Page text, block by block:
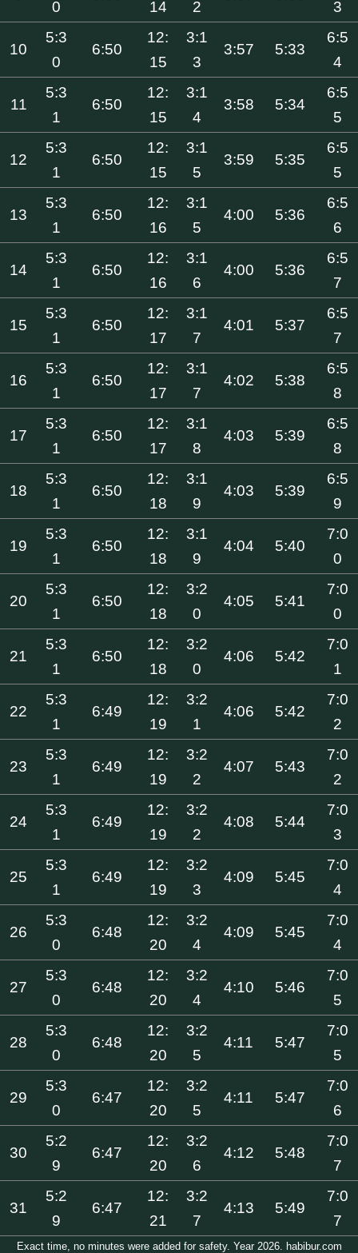
0
14
2
3
10
5:3
0
6:50
12:
15
3:1
3
3:57 5:33
6:5
4
11
5:3
1
6:50
12:
15
3:1
4
3:58 5:34
6:5
5
12
5:3
1
6:50
12:
15
3:1
5
3:59 5:35
6:5
5
13
5:3
1
6:50
12:
16
3:1
5
4:00 5:36
6:5
6
14
5:3
1
6:50
12:
16
3:1
6
4:00 5:36
6:5
7
15
5:3
1
6:50
12:
17
3:1
7
4:01 5:37
6:5
7
16
5:3
1
6:50
12:
17
3:1
7
4:02 5:38
6:5
8
17
5:3
1
6:50
12:
17
3:1
8
4:03 5:39
6:5
8
18
5:3
1
6:50
12:
18
3:1
9
4:03 5:39
6:5
9
19
5:3
1
6:50
12:
18
3:1
9
4:04 5:40
7:0
0
20
5:3
1
6:50
12:
18
3:2
0
4:05 5:41
7:0
0
21
5:3
1
6:50
12:
18
3:2
0
4:06 5:42
7:0
1
22
5:3
1
6:49
12:
19
3:2
1
4:06 5:42
7:0
2
23
5:3
1
6:49
12:
19
3:2
2
4:07 5:43
7:0
2
24
5:3
1
6:49
12:
19
3:2
2
4:08 5:44
7:0
3
25
5:3
1
6:49
12:
19
3:2
3
4:09 5:45
7:0
4
26
5:3
0
6:48
12:
20
3:2
4
4:09 5:45
7:0
4
27
5:3
0
6:48
12:
20
3:2
4
4:10 5:46
7:0
5
28
5:3
0
6:48
12:
20
3:2
5
4:11 5:47
7:0
5
29
5:3
0
6:47
12:
20
3:2
5
4:11 5:47
7:0
6
30
5:2
9
6:47
12:
20
3:2
6
4:12 5:48
7:0
7
31
5:2
9
6:47
12:
21
3:2
7
4:13 5:49
7:0
7
Exact time, no minutes were added for safety. Year 2026. habibur.com